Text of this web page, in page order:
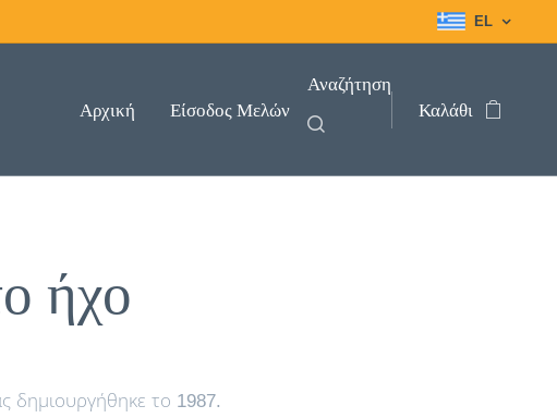
EL
Αρχική Είσοδος Μελών
Αναζήτηση
Καλάθι
ήχο
δημιουργήθηκε το 1987.